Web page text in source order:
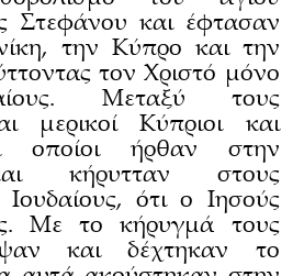
Στεφάνου και έφτασαν
την Κύπρο και την
τον Χριστό μόνο
Μεταξύ τους
μερικοί Κύπριοι και
οποίοι ήρθαν στην
κήρυτταν στους
ότι ο Ιησούς
Με το κήρυγμά τους
και δέχτηκαν το